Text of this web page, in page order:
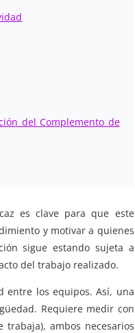
del Complemento de
es clave para que este
y motivar a quienes
sigue estando sujeta a
del trabajo realizado.
entre los equipos. Así, una
Requiere medir con
trabaja), ambos necesarios